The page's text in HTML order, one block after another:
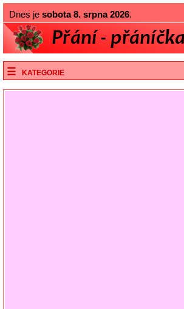
Dnes je sobota 8. srpna 2026.
KATEGORIE